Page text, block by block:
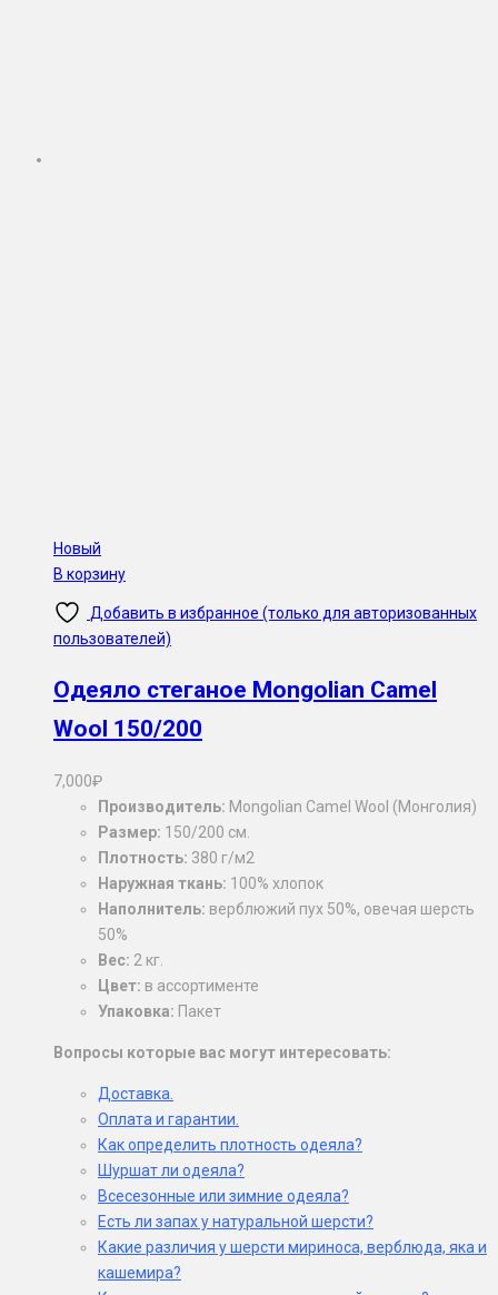
Новый
В корзину
Добавить в избранное (только для авторизованных
пользователей)
Одеяло стеганое Mongolian Camel
Wool 150/200
7,000₽
Производитель: Mongolian Camel Wool (Монголия)
Размер: 150/200 см.
Плотность: 380 г/м2
Наружная ткань: 100% хлопок
Наполнитель: верблюжий пух 50%, овечая шерсть
50%
Вес: 2 кг.
Цвет: в ассортименте
Упаковка: Пакет
Вопросы которые вас могут интересовать:
Доставка.
Оплата и гарантии.
Как определить плотность одеяла?
Шуршат ли одеяла?
Всесезонные или зимние одеяла?
Есть ли запах у натуральной шерсти?
Какие различия у шерсти мириноса, верблюда, яка и
кашемира?